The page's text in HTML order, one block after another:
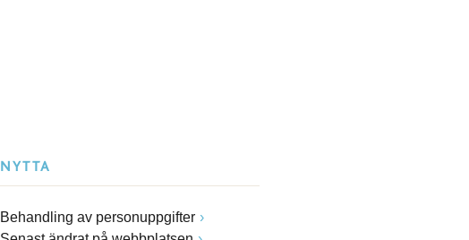
NYTTA
Behandling av personuppgifter